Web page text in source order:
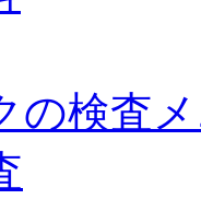
の検査